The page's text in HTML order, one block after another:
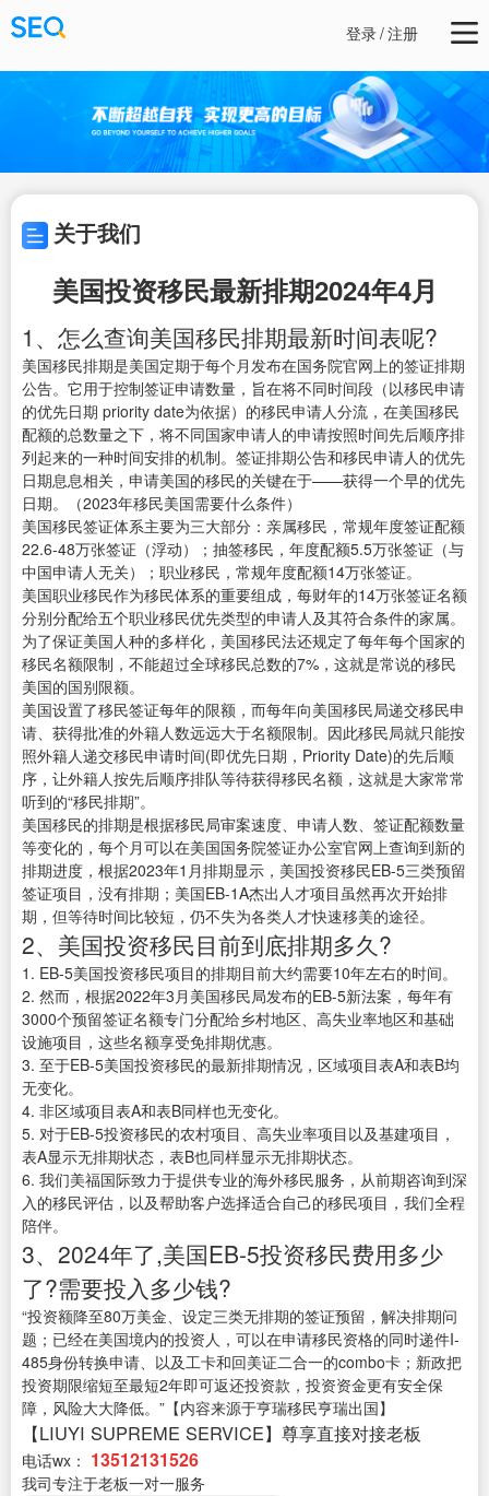
登录/注册
关于我们
美国投资移民最新排期2024年4月
1、怎么查询美国移民排期最新时间表呢?
美国移民排期是美国定期于每个月发布在国务院官网上的签证排期
公告。它用于控制签证申请数量，旨在将不同时间段（以移民申请
的优先日期 priority date为依据）的移民申请人分流，在美国移民
配额的总数量之下，将不同国家申请人的申请按照时间先后顺序排
列起来的一种时间安排的机制。签证排期公告和移民申请人的优先
日期息息相关，申请美国的移民的关键在于——获得一个早的优先
日期。（2023年移民美国需要什么条件）
美国移民签证体系主要为三大部分：亲属移民，常规年度签证配额
22.6-48万张签证（浮动）；抽签移民，年度配额5.5万张签证（与
中国申请人无关）；职业移民，常规年度配额14万张签证。
美国职业移民作为移民体系的重要组成，每财年的14万张签证名额
分别分配给五个职业移民优先类型的申请人及其符合条件的家属。
为了保证美国人种的多样化，美国移民法还规定了每年每个国家的
移民名额限制，不能超过全球移民总数的7%，这就是常说的移民
美国的国别限额。
美国设置了移民签证每年的限额，而每年向美国移民局递交移民申
请、获得批准的外籍人数远远大于名额限制。因此移民局就只能按
照外籍人递交移民申请时间(即优先日期，Priority Date)的先后顺
序，让外籍人按先后顺序排队等待获得移民名额，这就是大家常常
听到的“移民排期”。
美国移民的排期是根据移民局审案速度、申请人数、签证配额数量
等变化的，每个月可以在美国国务院签证办公室官网上查询到新的
排期进度，根据2023年1月排期显示，美国投资移民EB-5三类预留
签证项目，没有排期；美国EB-1A杰出人才项目虽然再次开始排
期，但等待时间比较短，仍不失为各类人才快速移美的途径。
2、美国投资移民目前到底排期多久?
1. EB-5美国投资移民项目的排期目前大约需要10年左右的时间。
2. 然而，根据2022年3月美国移民局发布的EB-5新法案，每年有
3000个预留签证名额专门分配给乡村地区、高失业率地区和基础
设施项目，这些名额享受免排期优惠。
3. 至于EB-5美国投资移民的最新排期情况，区域项目表A和表B均
无变化。
4. 非区域项目表A和表B同样也无变化。
5. 对于EB-5投资移民的农村项目、高失业率项目以及基建项目，
表A显示无排期状态，表B也同样显示无排期状态。
6. 我们美福国际致力于提供专业的海外移民服务，从前期咨询到深
入的移民评估，以及帮助客户选择适合自己的移民项目，我们全程
陪伴。
3、2024年了,美国EB-5投资移民费用多少
了?需要投入多少钱?
“投资额降至80万美金、设定三类无排期的签证预留，解决排期问
题；已经在美国境内的投资人，可以在申请移民资格的同时递件I-
485身份转换申请、以及工卡和回美证二合一的combo卡；新政把
投资期限缩短至最短2年即可返还投资款，投资资金更有安全保
障，风险大大降低。”【内容来源于亨瑞移民亨瑞出国】
【LIUYI SUPREME SERVICE】尊享直接对接老板
电话wx： 13512131526
我司专注于老板一对一服务